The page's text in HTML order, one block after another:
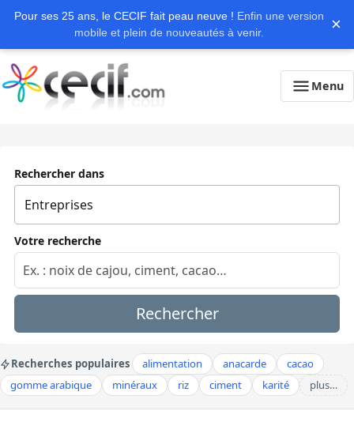
Pour ses 25 ans, le CECIF fait peau neuve ! Enfin une version
mobile et plein de nouveautés à venir.
×
Menu
Rechercher dans
Votre recherche
Rechercher
Recherches populaires alimentation anacarde
cacao
gomme arabique
minéraux riz ciment karité plus…